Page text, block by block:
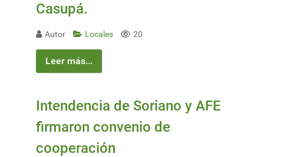
Casupá.
Autor Locales 20
Leer más...
Intendencia de Soriano y AFE
firmaron convenio de
cooperación